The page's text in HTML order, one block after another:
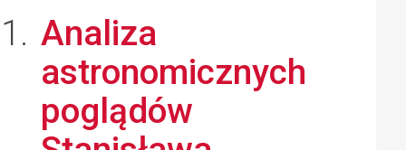
Analiza
astronomicznych
poglądów